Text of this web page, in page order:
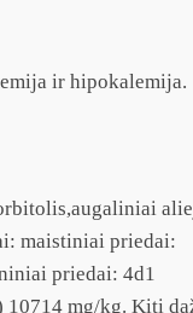
ir hipokalemija.
maistiniai priedai:
priedai: 4d1
10714 mg/kg. Kiti